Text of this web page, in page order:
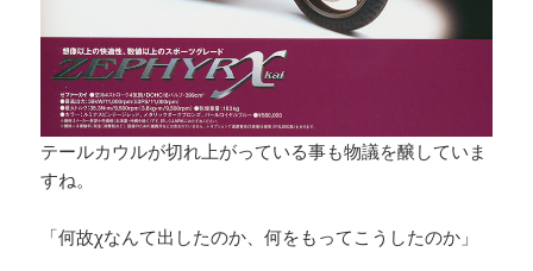
テールカウルが切れ上がっている事も物議を醸していま
すね。
「何故χなんて出したのか、何をもってこうしたのか」